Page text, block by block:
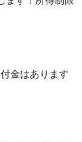
金はあります